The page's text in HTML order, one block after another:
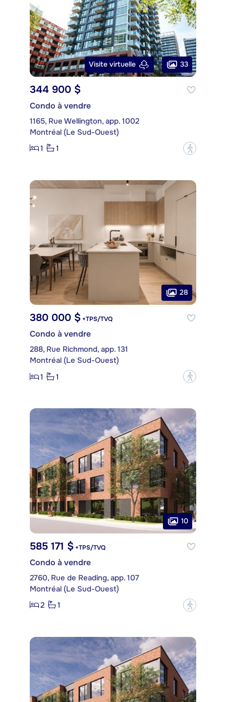
Visite virtuelle 33
344 900 $
Condo à vendre
1165, Rue Wellington, app. 1002
Montréal (Le Sud-Ouest)
1
1 ?
28
380 000 $ +TPS/TVQ
Condo à vendre
288, Rue Richmond, app. 131
Montréal (Le Sud-Ouest)
1
1 ?
10
585 171 $ +TPS/TVQ
Condo à vendre
2760, Rue de Reading, app. 107
Montréal (Le Sud-Ouest)
2
1 ?